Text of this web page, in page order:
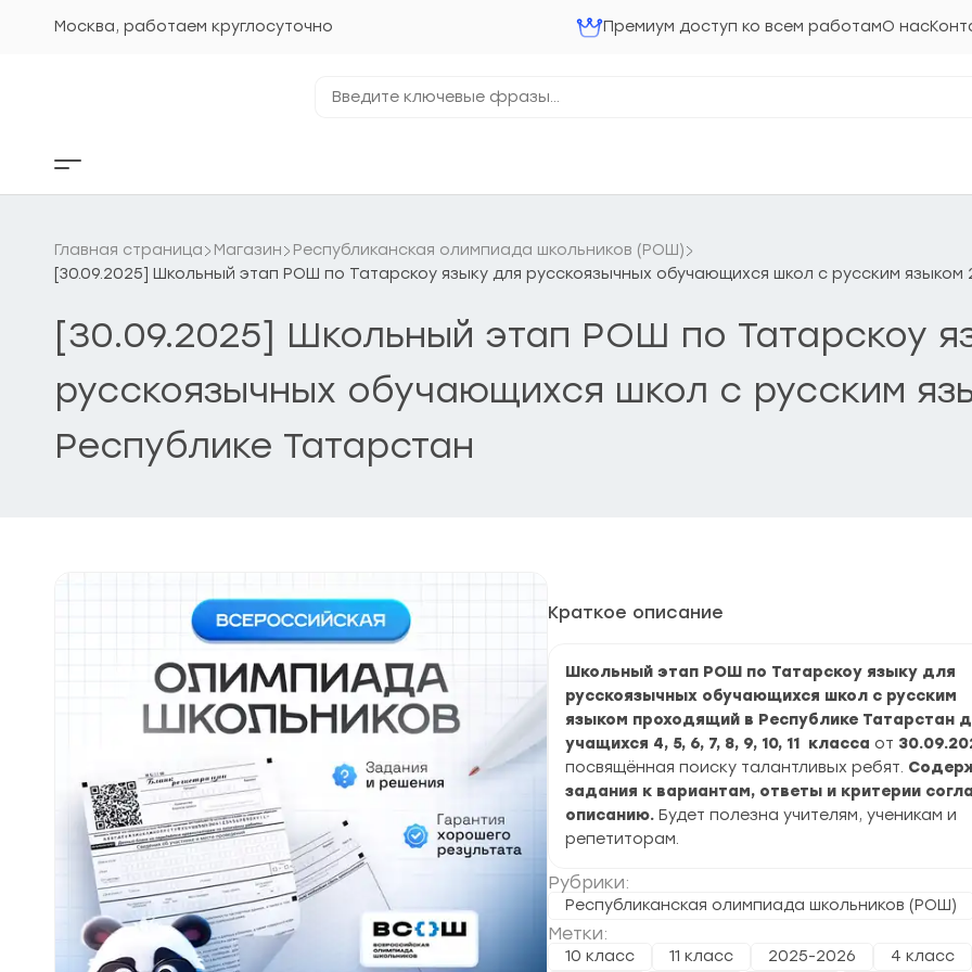
Москва, работаем круглосуточно Премиум доступ ко всем работамО нас
ключевые
Кнопка
бокового
Главная страница Магазин
Республиканская олимпиада школьников (РОШ)
[30.09.2025] Школьный этап РОШ по Татарскоу языку для русскоязычных обучающихся школ с русским языком
[30.09.2025] Школьный этап РОШ по Татарскоу
русскоязычных обучающихся школ с русским
Республике Татарстан
Краткое описание
Школьный этап РОШ по Татарскоу языку для
русскоязычных обучающихся школ с русским
языком проходящий в Республике Татарстан
учащихся 4, 5, 6, 7, 8, 9, 10, 11 класса от
посвящённая поиску талантливых ребят.
задания к вариантам, ответы и критерии
описанию. Будет полезна учителям, ученикам и
репетиторам.
Рубрики:
Республиканская олимпиада школьников (РОШ)
Метки:
10 класс 11 класс 2025-2026
4 класс